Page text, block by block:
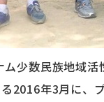
少数民族地域
2016年3月に、